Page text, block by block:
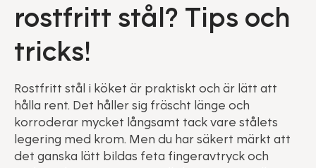
rostfritt stål? Tips och
tricks!
Rostfritt stål i köket är praktiskt och är lätt att
hålla rent. Det håller sig fräscht länge och
korroderar mycket långsamt tack vare stålets
legering med krom. Men du har säkert märkt att
det ganska lätt bildas feta fingeravtryck och